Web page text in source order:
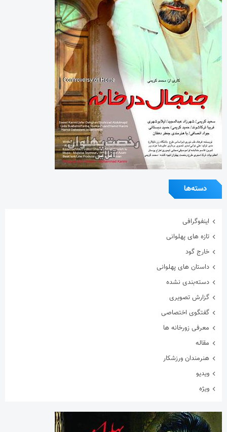
دسته‌ها
اینفوگرافی
تازه های پهلوانی
خارج گود
داستان های پهلوانی
دسته‌بندی نشده
گزارش تصویری
گفتگوی اختصاصی
معرفی زورخانه ها
هنرمندان ورزشکار
ویدیو